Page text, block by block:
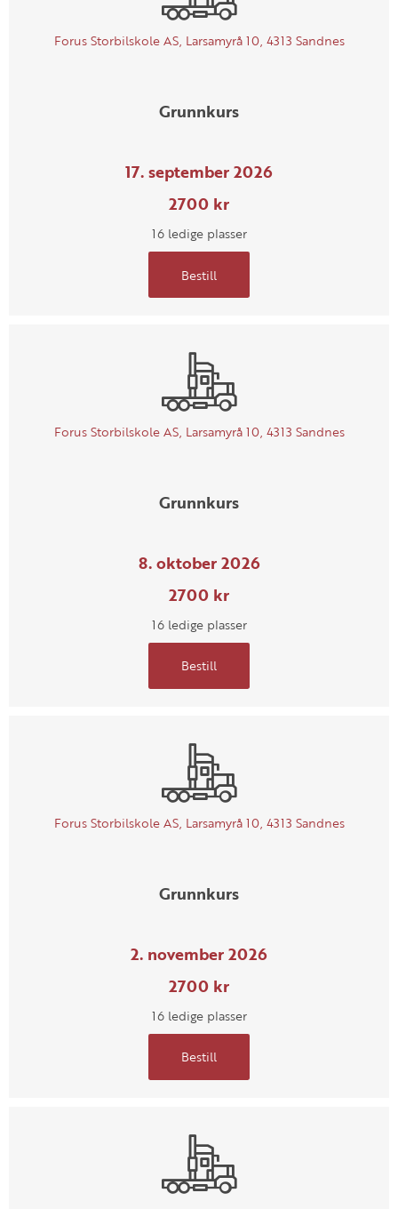
Forus Storbilskole AS, Larsamyrå 10, 4313 Sandnes
Grunnkurs
17. september 2026
2700 kr
16 ledige plasser
Bestill
Forus Storbilskole AS, Larsamyrå 10, 4313 Sandnes
Grunnkurs
8. oktober 2026
2700 kr
16 ledige plasser
Bestill
Forus Storbilskole AS, Larsamyrå 10, 4313 Sandnes
Grunnkurs
2. november 2026
2700 kr
16 ledige plasser
Bestill